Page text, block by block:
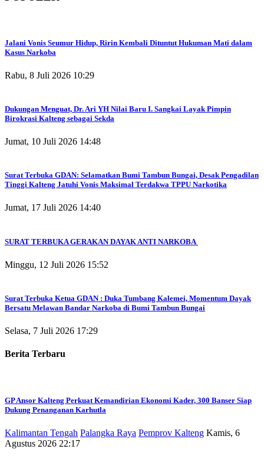
Jalani Vonis Seumur Hidup, Ririn Kembali Dituntut Hukuman Mati dalam
Kasus Narkoba
Rabu, 8 Juli 2026 10:29
Dukungan Menguat, Dr. Ari YH Nilai Baru I. Sangkai Layak Pimpin
Birokrasi Kalteng sebagai Sekda
Jumat, 10 Juli 2026 14:48
Surat Terbuka GDAN: Selamatkan Bumi Tambun Bungai, Desak Pengadilan
Tinggi Kalteng Jatuhi Vonis Maksimal Terdakwa TPPU Narkotika
Jumat, 17 Juli 2026 14:40
SURAT TERBUKA GERAKAN DAYAK ANTI NARKOBA
Minggu, 12 Juli 2026 15:52
Surat Terbuka Ketua GDAN : Duka Tumbang Kalemei, Momentum Dayak
Bersatu Melawan Bandar Narkoba di Bumi Tambun Bungai
Selasa, 7 Juli 2026 17:29
Berita Terbaru
GP Ansor Kalteng Perkuat Kemandirian Ekonomi Kader, 300 Banser Siap
Dukung Penanganan Karhutla
Kalimantan Tengah Palangka Raya Pemprov Kalteng Kamis, 6
Agustus 2026 22:17